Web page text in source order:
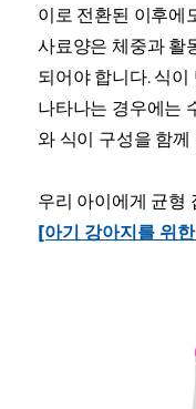
이로 전환된 이후에
사료양은 체중과 활
되어야 합니다. 식
나타나는 경우에는
와 식이 구성을 함
우리 아이에게 균형
[아기 강아지를 위